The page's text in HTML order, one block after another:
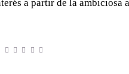
a partir de la